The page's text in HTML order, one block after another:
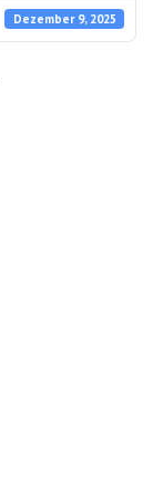
Dezember 9, 2025